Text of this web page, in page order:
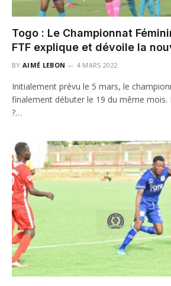
Togo : Le Championnat
FTF explique et dévoile la
BY AIMÉ LEBON 4 MARS 2022
Initialement prévu le 5 mars, le
finalement débuter le 19 du même
?…